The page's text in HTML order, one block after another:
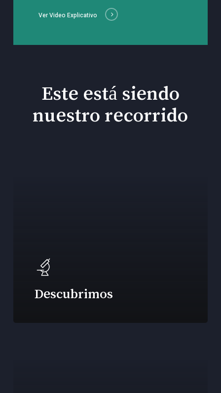
Ver Video Explicativo
Este está siendo
nuestro recorrido
Descubrimos